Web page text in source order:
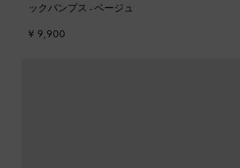
ックパンプス -ベージュ
¥ 9,900